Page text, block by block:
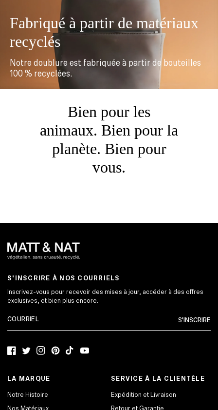
Fabriqué à partir de matériaux
recyclés
Notre doublure est fabriquée à partir de bouteilles
100 % recyclées.
Bien pour les
animaux. Bien pour la
planète. Bien pour
vous.
LA MARQUE
Notre Histoire
SERVICE À LA CLIENTÈLE
Expédition et Livraison
S'INSCRIRE À NOS COURRIELS
Inscrivez-vous pour recevoir des mises à jour, accéder à des offres
exclusives, et bien plus encore.
S'INSCRIRE
FacebookTwitterInstagramPinterestTikTokYouTube